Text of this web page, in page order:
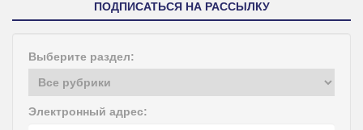
ПОДПИСАТЬСЯ НА РАССЫЛКУ
Выберите раздел:
Электронный адрес: